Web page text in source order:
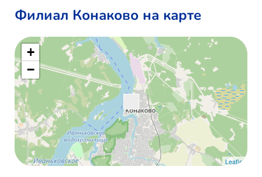
Филиал Конаково на карте
+
−
Leaflet